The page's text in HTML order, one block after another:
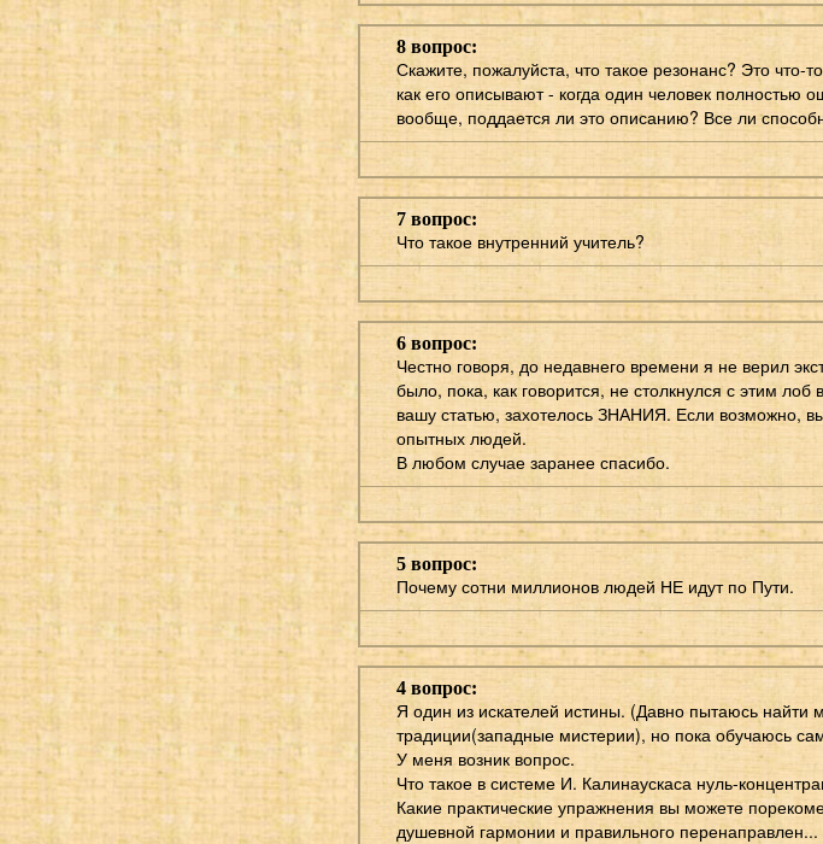
8 вопрос:
Скажите, пожалуйста, что такое резонанс? Это
как его описывают - когда один человек полностью
вообще, поддается ли это описанию? Все ли
7 вопрос:
Что такое внутренний учитель?
6 вопрос:
Честно говоря, до недавнего времени я не верил
было, пока, как говорится, не столкнулся с этим
вашу статью, захотелось ЗНАНИЯ. Если возможно,
опытных людей.
В любом случае заранее спасибо.
5 вопрос:
Почему сотни миллионов людей НЕ идут по Пути.
4 вопрос:
Я один из искателей истины. (Давно пытаюсь найти
традиции(западные мистерии), но пока обучаюсь
У меня возник вопрос.
Что такое в системе И. Калинаускаса нуль-
Какие практические упражнения вы можете
душевной гармонии и правильного перенаправлен...